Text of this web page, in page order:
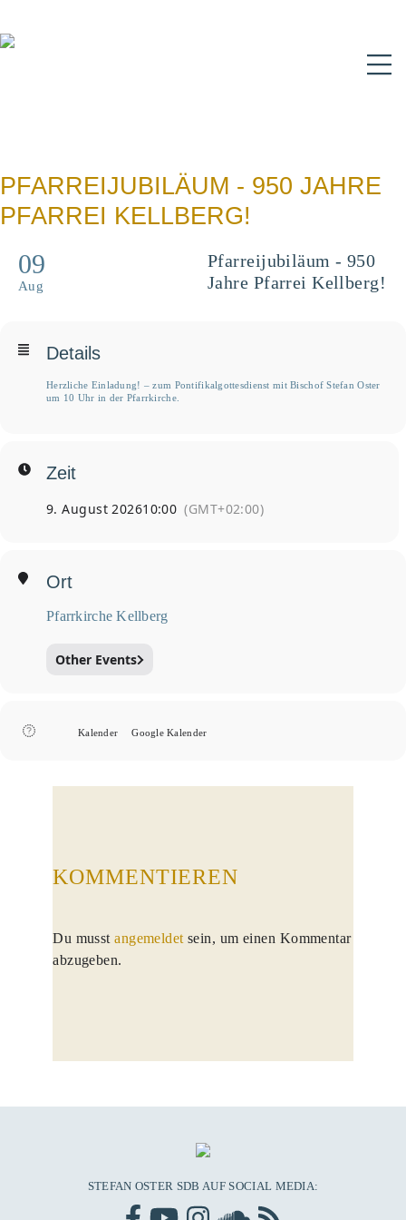
PFARREIJUBILÄUM - 950 JAHRE
PFARREI KELLBERG!
09
Aug
Pfarreijubiläum - 950
Jahre Pfarrei Kellberg!
Details
Herzliche Einladung! – zum Pontifikalgottesdienst mit Bischof Stefan Oster
um 10 Uhr in der Pfarrkirche.
Zeit
9. August 202610:00 (GMT+02:00)
Ort
Pfarrkirche Kellberg
Other Events
Kalender Google Kalender
KOMMENTIEREN
Du musstangemeldet sein, um einen Kommentar
abzugeben.
STEFAN OSTER SDB AUF SOCIAL MEDIA: